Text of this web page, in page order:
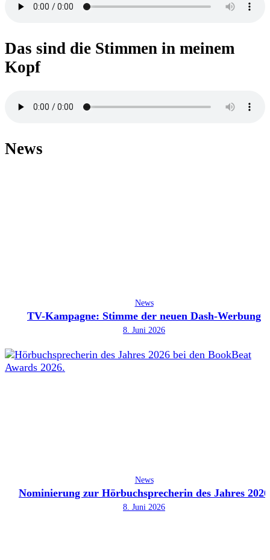
Das sind die Stimmen in meinem
Kopf
News
News
TV-Kampagne: Stimme der neuen Dash-Werbung
8. Juni 2026
News
Nominierung zur Hörbuchsprecherin des Jahres 2026
8. Juni 2026